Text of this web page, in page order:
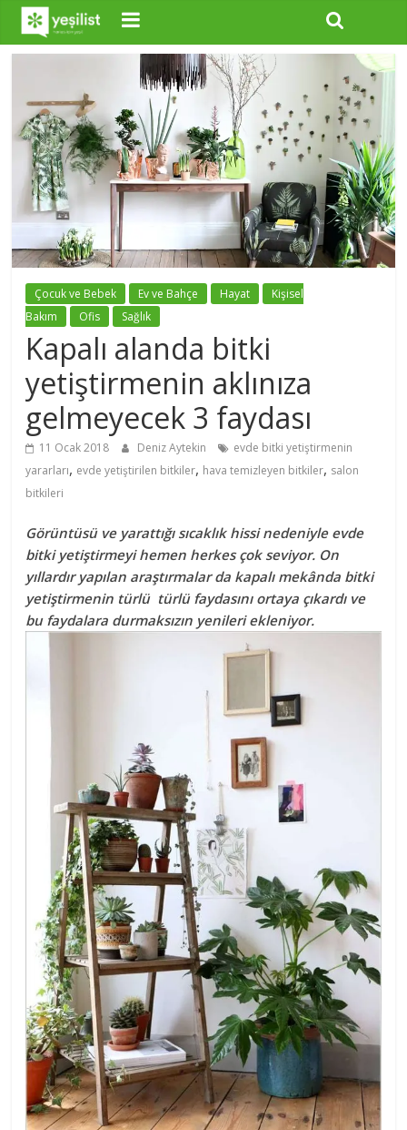
Çocuk ve Bebek Ev ve Bahçe Hayat
Kişisel
Bakım
Ofis Sağlık
Kapalı alanda bitki
yetiştirmenin aklınıza
gelmeyecek 3 faydası
11 Ocak 2018 Deniz Aytekin
evde bitki yetiştirmenin
yararları, evde yetiştirilen bitkiler, hava temizleyen bitkiler, salon
bitkileri
Görüntüsü ve yarattığı sıcaklık hissi nedeniyle evde
bitki yetiştirmeyi hemen herkes çok seviyor. On
yıllardır yapılan araştırmalar da kapalı mekânda bitki
yetiştirmenin türlü türlü faydasını ortaya çıkardı ve
bu faydalara durmaksızın yenileri ekleniyor.